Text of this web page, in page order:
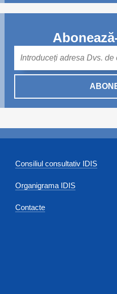
Consiliul consultativ IDIS
Organigrama IDIS
Contacte